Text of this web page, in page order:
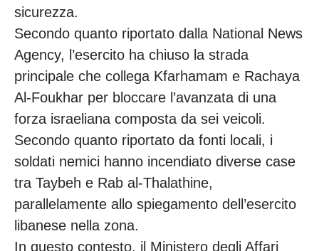
sicurezza.
Secondo quanto riportato dalla National News
Agency, l’esercito ha chiuso la strada
principale che collega Kfarhamam e Rachaya
Al-Foukhar per bloccare l’avanzata di una
forza israeliana composta da sei veicoli.
Secondo quanto riportato da fonti locali, i
soldati nemici hanno incendiato diverse case
tra Taybeh e Rab al-Thalathine,
parallelamente allo spiegamento dell’esercito
libanese nella zona.
In questo contesto, il Ministero degli Affari